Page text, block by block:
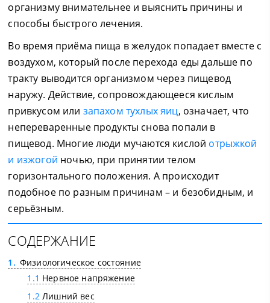
организму внимательнее и выяснить причины и
способы быстрого лечения.
Во время приёма пища в желудок попадает вместе с
воздухом, который после перехода еды дальше по
тракту выводится организмом через пищевод
наружу. Действие, сопровождающееся кислым
привкусом или запахом тухлых яиц, означает, что
непереваренные продукты снова попали в
пищевод. Многие люди мучаются кислой отрыжкой
и изжогой ночью, при принятии телом
горизонтального положения. А происходит
подобное по разным причинам – и безобидным, и
серьёзным.
СОДЕРЖАНИЕ
1
Физиологическое состояние
1.1 Нервное напряжение
1.2Лишний вес